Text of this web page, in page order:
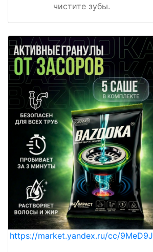
чистите зубы.
https://market.yandex.ru/cc/9MeD9J